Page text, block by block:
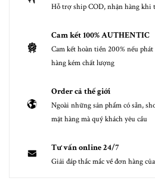
Hỗ trợ ship COD, nhận hàng khi
Cam kết 100% AUTHENTIC
Cam kết hoàn tiền 200% nếu
hàng kém chất lượng
Order cả thế giới
Ngoài những sản phẩm có sẵn,
mặt hàng mà quý khách yêu cầu
Tư vấn online 24/7
Giải đáp thắc mắc về đơn hàng